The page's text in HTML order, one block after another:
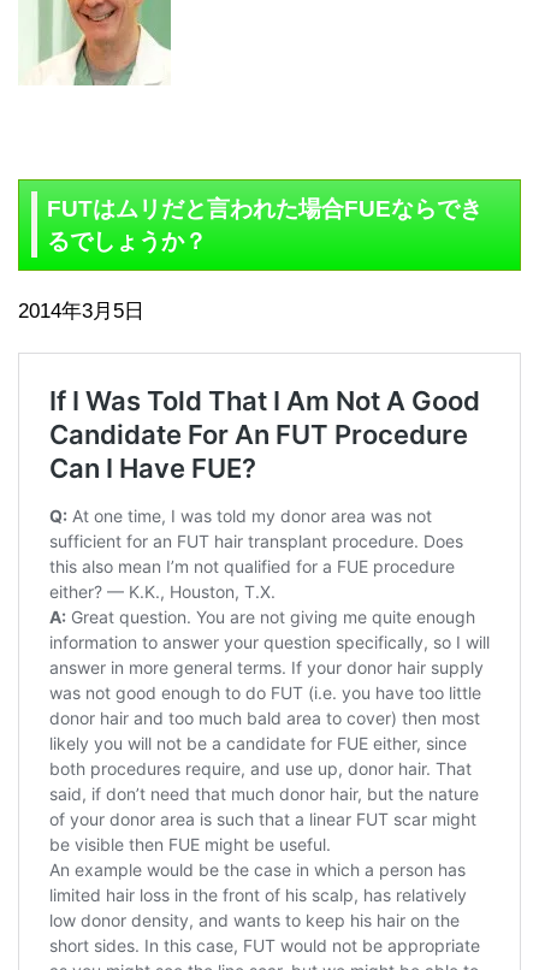
FUTはムリだと言われた場合FUEならでき
るでしょうか？
2014年3月5日